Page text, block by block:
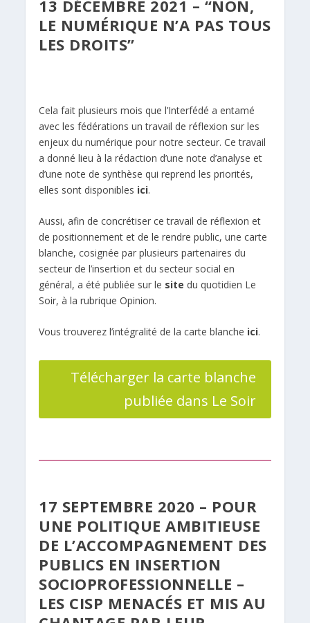
13 DÉCEMBRE 2021 – “NON,
LE NUMÉRIQUE N’A PAS TOUS
LES DROITS”
Cela fait plusieurs mois que l’Interfédé a entamé
avec les fédérations un travail de réflexion sur les
enjeux du numérique pour notre secteur. Ce travail
a donné lieu à la rédaction d’une note d’analyse et
d’une note de synthèse qui reprend les priorités,
elles sont disponibles ici.
Aussi, afin de concrétiser ce travail de réflexion et
de positionnement et de le rendre public, une carte
blanche, cosignée par plusieurs partenaires du
secteur de l’insertion et du secteur social en
général, a été publiée sur le site du quotidien Le
Soir, à la rubrique Opinion.
Vous trouverez l’intégralité de la carte blanche ici.
Télécharger la carte blanche
publiée dans Le Soir
17 SEPTEMBRE 2020 – POUR
UNE POLITIQUE AMBITIEUSE
DE L’ACCOMPAGNEMENT DES
PUBLICS EN INSERTION
SOCIOPROFESSIONNELLE –
LES CISP MENACÉS ET MIS AU